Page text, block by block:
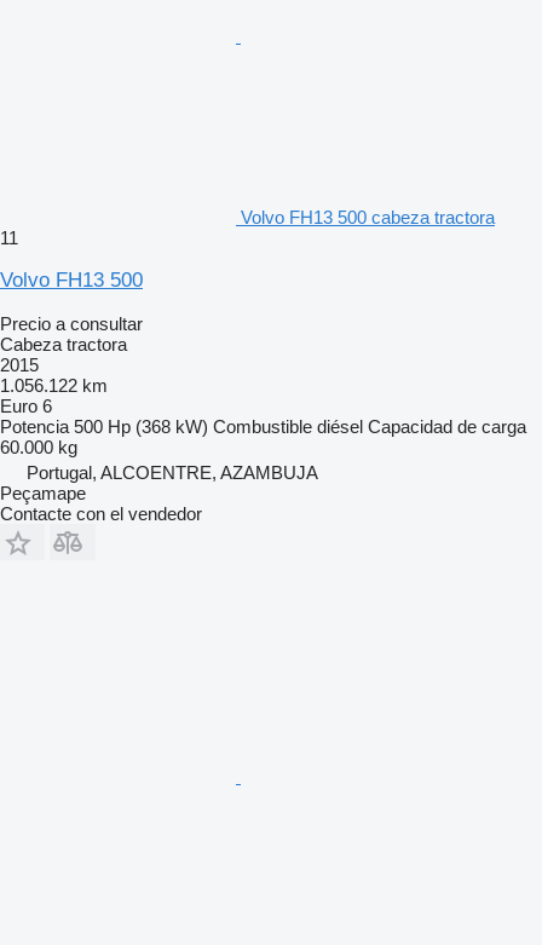
Volvo FH13 500 cabeza tractora
11
Volvo FH13 500
Precio a consultar
Cabeza tractora
2015
1.056.122 km
Euro 6
Potencia 500 Hp (368 kW) Combustible diésel Capacidad de carga
60.000 kg
Portugal, ALCOENTRE, AZAMBUJA
Peçamape
Contacte con el vendedor